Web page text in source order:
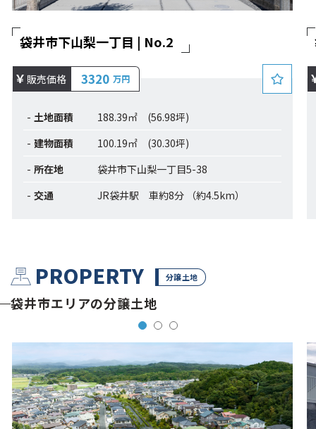
袋井市下山梨一丁目 | No.2
販売価格 3320 万円
土地面積
188.39㎡ (56.98坪)
建物面積
100.19㎡ (30.30坪)
所在地
袋井市下山梨一丁目5-38
交通
JR袋井駅 車約8分 （約4.5km）
PROPERTY 分譲土地
袋井市エリアの分譲土地